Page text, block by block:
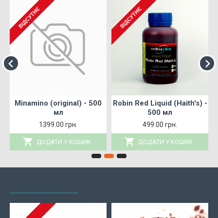
порошковій формі. Це дозволяє нам
пропонувати лише найкращі у світі
гідролізати преміум-класу.
ВІДСУТНЄ
Minamino (original) - 500
мл
1399.00 грн.
ДОДАТИ У КОШИК
ВІДСУТНЄ
Robin Red Liquid (Haith's) -
500 мл
499.00 грн.
ДОДАТИ У КОШИК